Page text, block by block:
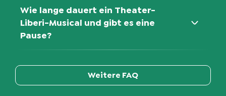
Arrangements
Pamela Falcon
Wie lange dauert ein Theater-
Liberi-Musical und gibt es eine
Pause?
Weitere FAQ